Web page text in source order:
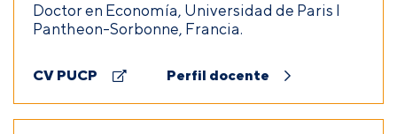
Doctor en Economía, Universidad de Paris I
Pantheon-Sorbonne, Francia.
CV PUCP Perfil docente